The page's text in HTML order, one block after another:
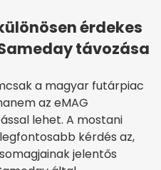
érdekes
távozása
a magyar futárpiac
az eMAG
lehet. A mostani
kérdés az,
jelentős